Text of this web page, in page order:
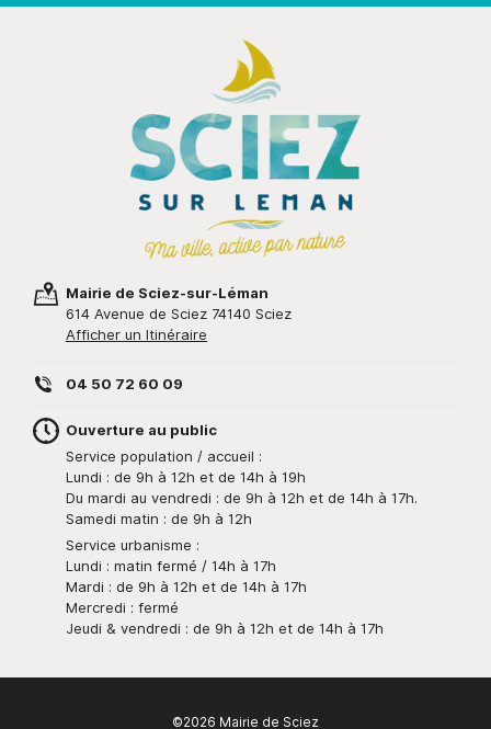
Mairie de Sciez-sur-Léman
614 Avenue de Sciez 74140 Sciez
Afficher un Itinéraire
04 50 72 60 09
Ouverture au public
Service population / accueil :
Lundi : de 9h à 12h et de 14h à 19h
Du mardi au vendredi : de 9h à 12h et de 14h à 17h.
Samedi matin : de 9h à 12h
Service urbanisme :
Lundi : matin fermé / 14h à 17h
Mardi : de 9h à 12h et de 14h à 17h
Mercredi : fermé
Jeudi & vendredi : de 9h à 12h et de 14h à 17h
©2026 Mairie de Sciez